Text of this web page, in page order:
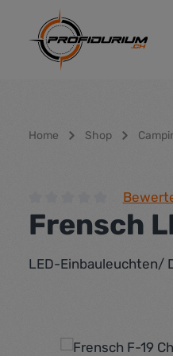
Hauptinhalt springen
Zur Hauptnavigation
Home Shop
Durchschnittliche
Frensch
LED-Einbauleuchten/
Bildergalerie